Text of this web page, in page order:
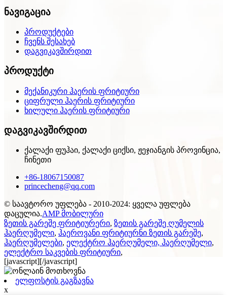
ნავიგაცია
პროდუქტები
ჩვენს შესახებ
დაგვიკავშირდით
პროდუქტი
მექანიკური ჰაერის ფრიტიური
ციფრული ჰაერის ფრიტიური
ხილული ჰაერის ფრიტიური
დაგვიკავშირდით
ქალაქი ფუჰაი, ქალაქი ციქსი, ჟეჯიანგის პროვინცია,
ჩინეთი
+86-18067150087
princecheng@qq.com
© საავტორო უფლება - 2010-2024: ყველა უფლება
დაცულია.AMP მობილური
ზეთის გარეშე ფრიტიურერი, ზეთის გარეშე ღუმელის
ჰაერღუმელი, ჰაეროვანი ფრიტიურნი ზეთის გარეშე,
ჰაერღუმელები, ელექტრო ჰაერღუმელი, ჰაერღუმელი,
ელექტრო საკვების ფრიტიური,
[javascript][/javascript]
ელფოსტის გაგზავნა
x